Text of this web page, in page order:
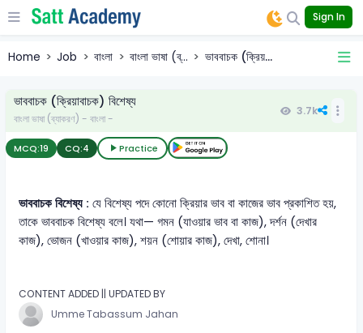
Sign In
Home Job বাংলা বাংলা ভাষা (ব্... ভাববাচক (ক্রিয়...
ভাববাচক (ক্রিয়াবাচক) বিশেষ্য
বাংলা ভাষা (ব্যাকরণ) - বাংলা -
3.7k
MCQ:19 CQ:4 Practice
ভাববাচক বিশেষ্য : যে বিশেষ্য পদে কোনো ক্রিয়ার ভাব বা কাজের ভাব প্রকাশিত হয়,
তাকে ভাববাচক বিশেষ্য বলে। যথা— গমন (যাওয়ার ভাব বা কাজ), দর্শন (দেখার
কাজ), ভোজন (খাওয়ার কাজ), শয়ন (শোয়ার কাজ), দেখা, শোনা।
CONTENT ADDED || UPDATED BY
Umme Tabassum Jahan